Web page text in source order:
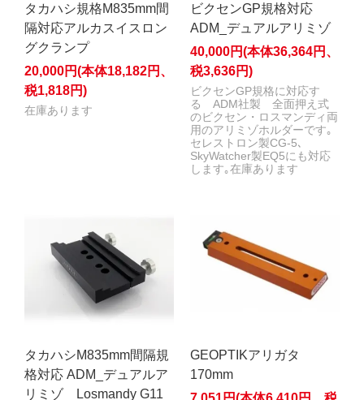
タカハシ規格M835mm間
隔対応アルカスイスロン
グクランプ
20,000円(本体18,182円、
税1,818円)
在庫あります
ビクセンGP規格対応
ADM_デュアルアリミゾ
40,000円(本体36,364円、
税3,636円)
ビクセンGP規格に対応す
る ADM社製 全面押え式
のビクセン・ロスマンディ両
用のアリミゾホルダーです｡
セレストロン製CG-5､
SkyWatcher製EQ5にも対応
します｡在庫あります
タカハシM835mm間隔規
格対応 ADM_デュアルア
リミゾ Losmandy G11
GEOPTIKアリガタ
170mm